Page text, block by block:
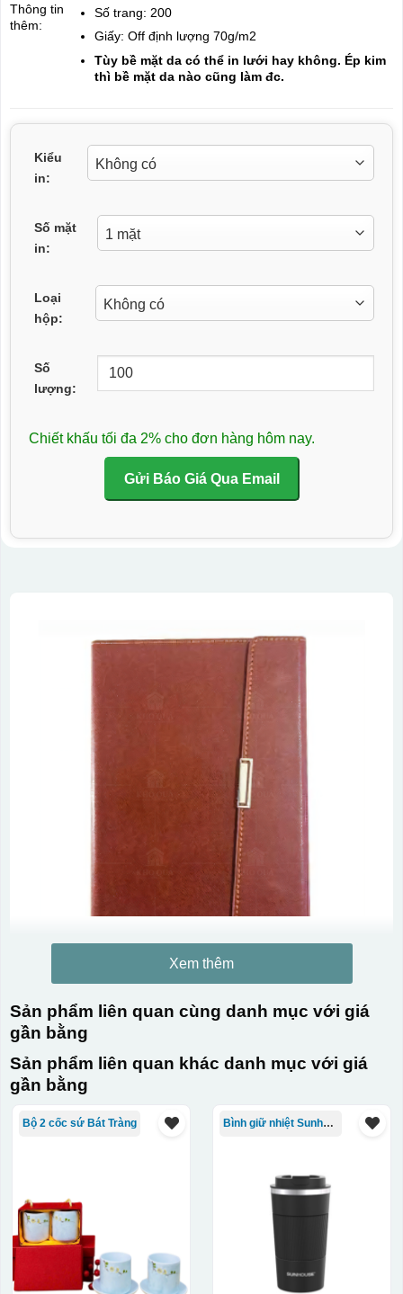
Thông tin
thêm:
Số trang: 200
Giấy: Off định lượng 70g/m2
Tùy bề mặt da có thể in lưới hay không. Ép kim
thì bề mặt da nào cũng làm đc.
Kiểu
in:
Số mặt
in:
Loại
hộp:
Số
lượng:
Chiết khấu tối đa 2% cho đơn hàng hôm nay.
Gửi Báo Giá Qua Email
Xem thêm
Sản phẩm liên quan cùng danh mục với giá
gần bằng
Sản phẩm liên quan khác danh mục với giá
gần bằng
Bộ 2 cốc sứ Bát Tràng Bình giữ nhiệt Sunhouse